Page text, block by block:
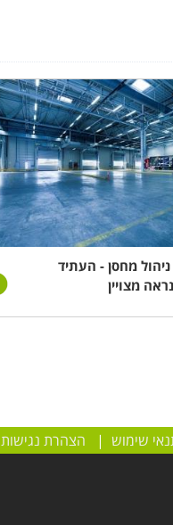
מחסן - העתיד
מצויין
שימוש | הצהרת נגישות